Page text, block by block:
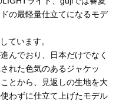
の最軽量仕立てになるモデ
ています。
んでおり、日本だけでなく
れた色気のあるジャケッ
とから、見返しの生地を大
わずに仕立て上げたモデル